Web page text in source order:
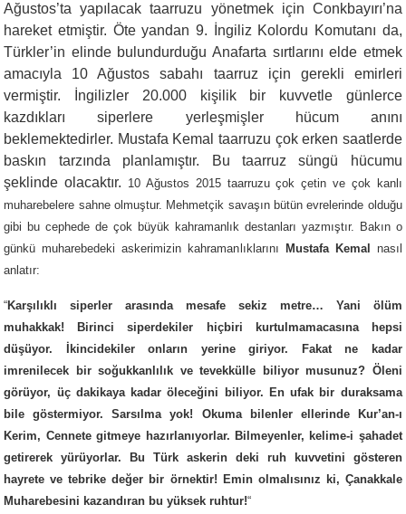
Ağustos’ta yapılacak taarruzu yönetmek için Conkbayırı’na
hareket etmiştir. Öte yandan 9. İngiliz Kolordu Komutanı da,
Türkler’in elinde bulundurduğu Anafarta sırtlarını elde etmek
amacıyla 10 Ağustos sabahı taarruz için gerekli emirleri
vermiştir. İngilizler 20.000 kişilik bir kuvvetle günlerce
kazdıkları siperlere yerleşmişler hücum anını
beklemektedirler. Mustafa Kemal taarruzu çok erken saatlerde
baskın tarzında planlamıştır. Bu taarruz süngü hücumu
şeklinde olacaktır. 10 Ağustos 2015 taarruzu çok çetin ve çok kanlı
muharebelere sahne olmuştur. Mehmetçik savaşın bütün evrelerinde olduğu
gibi bu cephede de çok büyük kahramanlık destanları yazmıştır. Bakın o
günkü muharebedeki askerimizin kahramanlıklarını
Mustafa Kemal
nasıl
anlatır:
“Karşılıklı siperler arasında mesafe sekiz metre… Yani ölüm
muhakkak! Birinci siperdekiler hiçbiri kurtulmamacasına hepsi
düşüyor. İkincidekiler onların yerine giriyor. Fakat ne kadar
imrenilecek bir soğukkanlılık ve tevekkülle biliyor musunuz? Öleni
görüyor, üç dakikaya kadar öleceğini biliyor. En ufak bir duraksama
bile göstermiyor. Sarsılma yok! Okuma bilenler ellerinde Kur’an-ı
Kerim, Cennete gitmeye hazırlanıyorlar. Bilmeyenler, kelime-i şahadet
getirerek yürüyorlar. Bu Türk askerin deki ruh kuvvetini gösteren
hayrete ve tebrike değer bir örnektir! Emin olmalısınız ki, Çanakkale
Muharebesini kazandıran bu yüksek ruhtur!“